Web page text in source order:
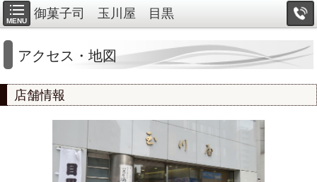
MENU
御菓子司 玉川屋 目黒
アクセス・地図
店舗情報